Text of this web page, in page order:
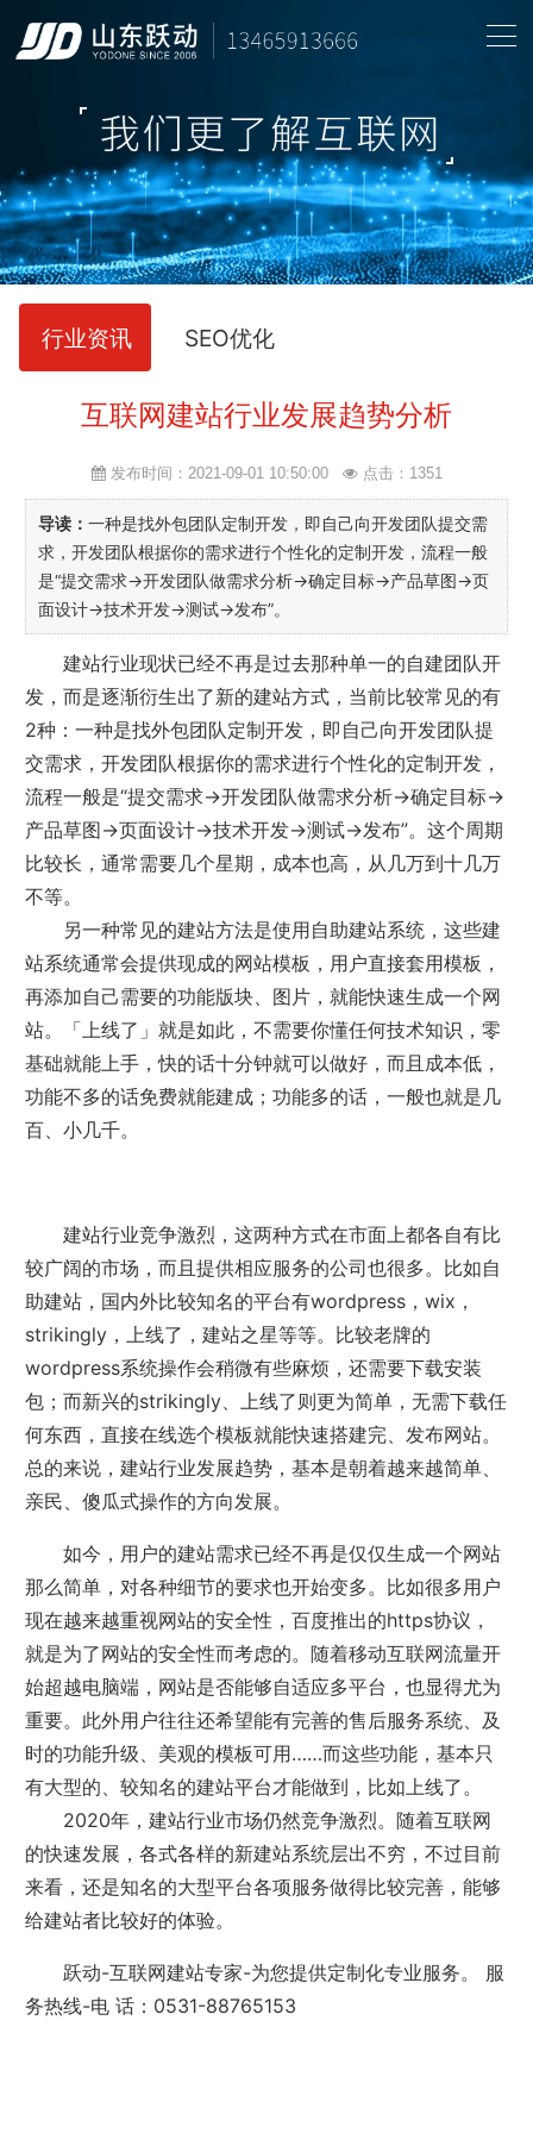
行业资讯 SEO优化
互联网建站行业发展趋势分析
发布时间：2021-09-01 10:50:00 点击： 1351
导读： 一种是找外包团队定制开发，即自己向开发团队提交需
求，开发团队根据你的需求进行个性化的定制开发，流程一般
是“提交需求→开发团队做需求分析→确定目标→产品草图→页
面设计→技术开发→测试→发布”。
建站行业现状已经不再是过去那种单一的自建团队开
发，而是逐渐衍生出了新的建站方式，当前比较常见的有
2种：一种是找外包团队定制开发，即自己向开发团队提
交需求，开发团队根据你的需求进行个性化的定制开发，
流程一般是“提交需求→开发团队做需求分析→确定目标→
产品草图→页面设计→技术开发→测试→发布”。这个周期
比较长，通常需要几个星期，成本也高，从几万到十几万
不等。
另一种常见的建站方法是使用自助建站系统，这些建
站系统通常会提供现成的网站模板，用户直接套用模板，
再添加自己需要的功能版块、图片，就能快速生成一个网
站。「上线了」就是如此，不需要你懂任何技术知识，零
基础就能上手，快的话十分钟就可以做好，而且成本低，
功能不多的话免费就能建成；功能多的话，一般也就是几
百、小几千。
建站行业竞争激烈，这两种方式在市面上都各自有比
较广阔的市场，而且提供相应服务的公司也很多。比如自
助建站，国内外比较知名的平台有wordpress，wix，
strikingly，上线了，建站之星等等。比较老牌的
wordpress系统操作会稍微有些麻烦，还需要下载安装
包；而新兴的strikingly、上线了则更为简单，无需下载任
何东西，直接在线选个模板就能快速搭建完、发布网站。
总的来说， 建站行业发展趋势 ，基本是朝着越来越简单、
亲民、傻瓜式操作的方向发展。
如今，用户的建站需求已经不再是仅仅生成一个网站
那么简单，对各种细节的要求也开始变多。比如很多用户
现在越来越重视网站的安全性，百度推出的https协议，
就是为了网站的安全性而考虑的。随着移动互联网流量开
始超越电脑端，网站是否能够自适应多平台，也显得尤为
重要。此外用户往往还希望能有完善的售后服务系统、及
时的功能升级、美观的模板可用……而这些功能，基本只
有大型的、较知名的建站平台才能做到，比如上线了。
2020年，建站行业市场仍然竞争激烈。随着互联网
的快速发展，各式各样的新建站系统层出不穷，不过目前
来看，还是知名的大型平台各项服务做得比较完善，能够
给建站者比较好的体验。
跃动-互联网建站专家-为您提供定制化专业服务。 服
务热线-电 话：0531-88765153